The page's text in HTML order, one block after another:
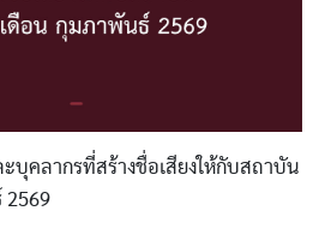
บุคลากรที่สร้างชื่อเสียงให้กับสถาบัน
2569